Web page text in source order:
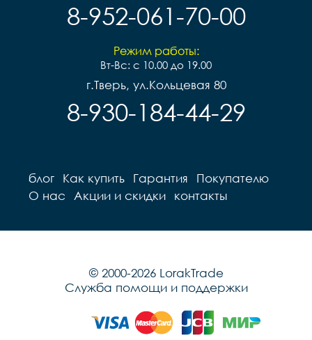
8-952-061-70-00
Режим работы:
Вт-Вс: с 10.00 до 19.00
г.Тверь, ул.Кольцевая 80
8-930-184-44-29
блог Как купить Гарантия
Покупателю
О нас
Акции и скидки контакты
© 2000-2026 LorakTrade
Служба помощи и поддержки